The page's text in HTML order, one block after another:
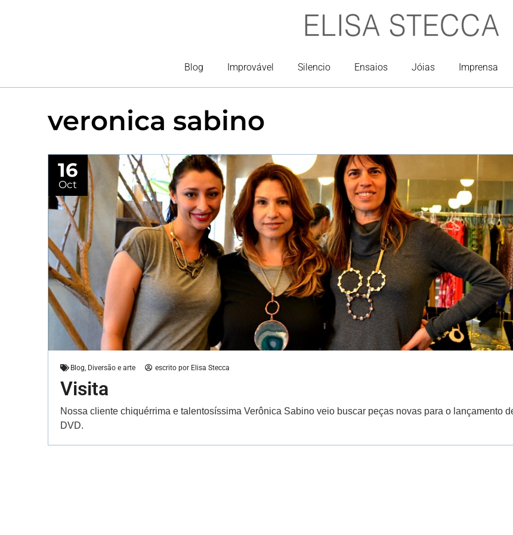
Blog Improvável Silencio Ensaios Jóias Imprensa
veronica sabino
Blog Diversão e arte escrito porElisa Stecca
Visita
Nossa cliente chiquérrima e talentosíssima Verônica Sabino veio buscar peças novas para o lançamento
DVD.
16
Oct